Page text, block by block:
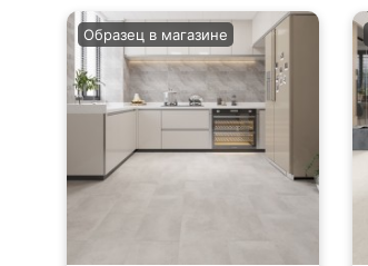
Образец в магазине